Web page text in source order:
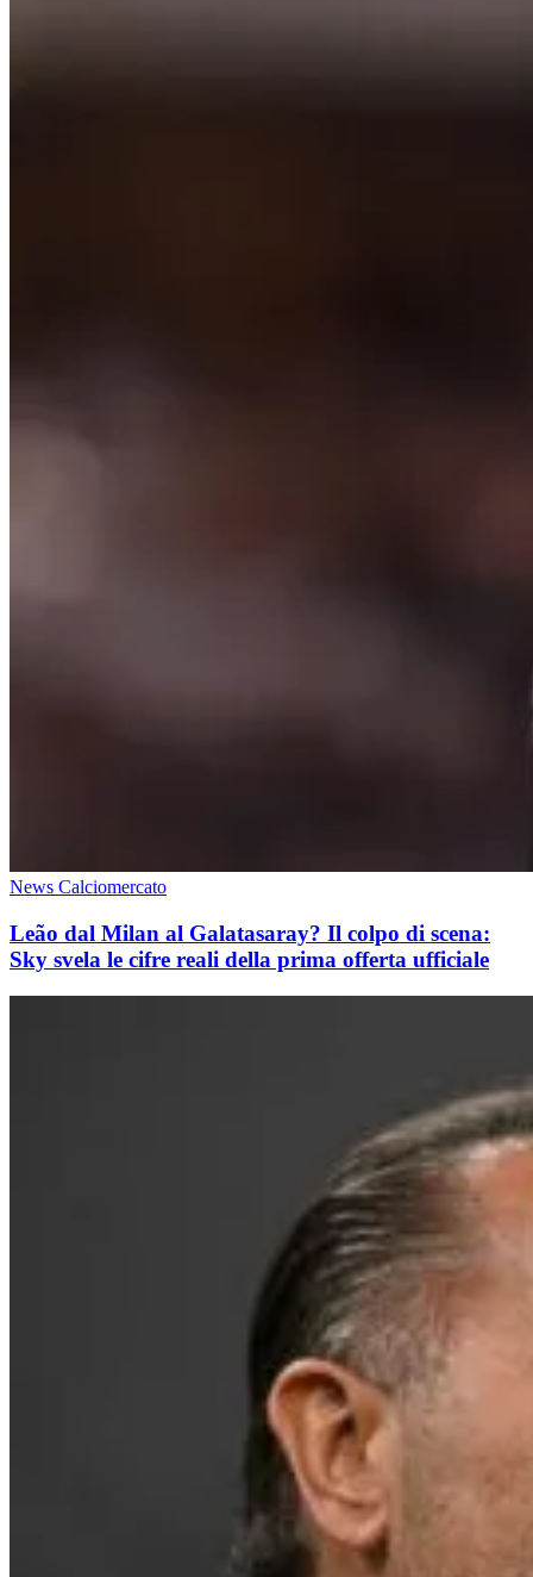
News Calciomercato
Leão dal Milan al Galatasaray? Il colpo di scena:
Sky svela le cifre reali della prima offerta ufficiale